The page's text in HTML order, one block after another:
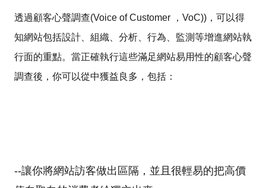
透過顧客心聲調查(Voice of Customer ， VoC)) ，可以得
知網站包括設計、組織、分析、行為、監測等增進網站執
行面的重點。當正確執行這些滿足網站易用性的顧客心聲
調查後，你可以從中獲益良多，包括：
--讓你將網站訪客做出區隔，並且很輕易的把高價